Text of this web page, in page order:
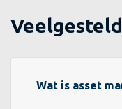
Wat is asset